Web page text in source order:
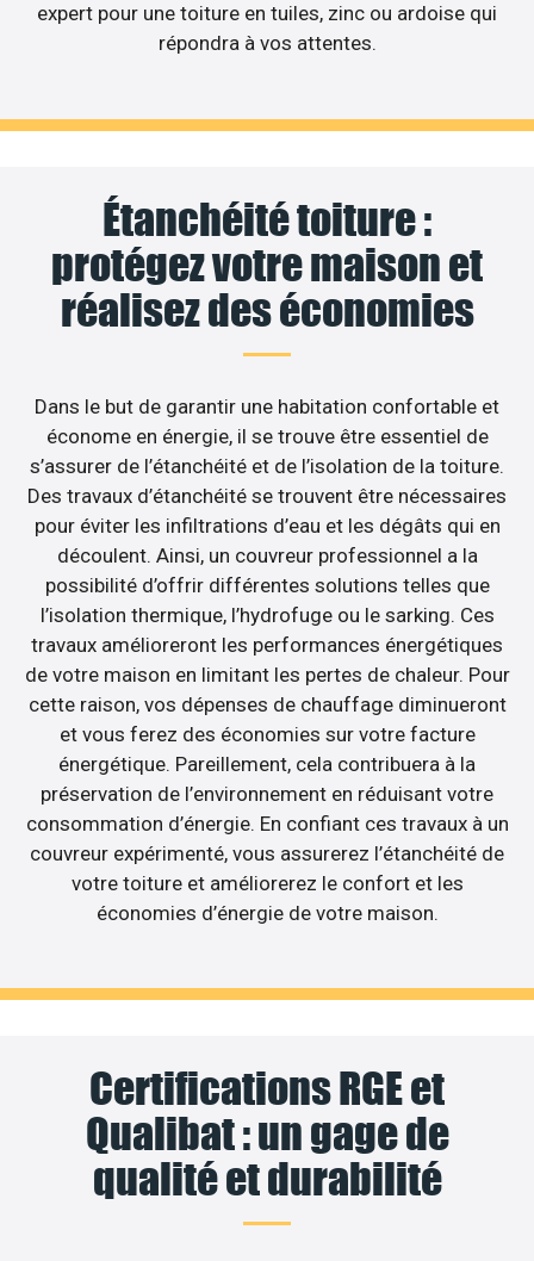
expert pour une toiture en tuiles, zinc ou ardoise qui
répondra à vos attentes.
Étanchéité toiture :
protégez votre maison et
réalisez des économies
Dans le but de garantir une habitation confortable et
économe en énergie, il se trouve être essentiel de
s’assurer de l’étanchéité et de l’isolation de la toiture.
Des travaux d’étanchéité se trouvent être nécessaires
pour éviter les infiltrations d’eau et les dégâts qui en
découlent. Ainsi, un couvreur professionnel a la
possibilité d’offrir différentes solutions telles que
l’isolation thermique, l’hydrofuge ou le sarking. Ces
travaux amélioreront les performances énergétiques
de votre maison en limitant les pertes de chaleur. Pour
cette raison, vos dépenses de chauffage diminueront
et vous ferez des économies sur votre facture
énergétique. Pareillement, cela contribuera à la
préservation de l’environnement en réduisant votre
consommation d’énergie. En confiant ces travaux à un
couvreur expérimenté, vous assurerez l’étanchéité de
votre toiture et améliorerez le confort et les
économies d’énergie de votre maison.
Certifications RGE et
Qualibat : un gage de
qualité et durabilité